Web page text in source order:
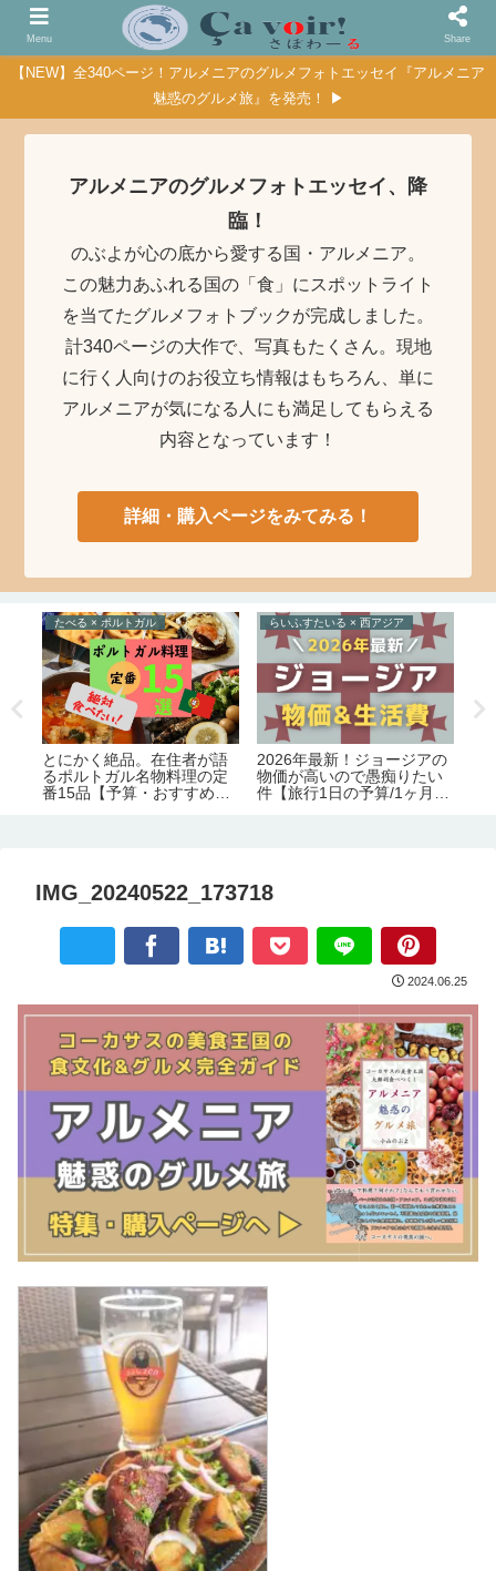
【NEW】全340ページ！アルメニアのグルメフォトエッセイ『アルメニア
魅惑のグルメ旅』を発売！ ▶
アルメニアのグルメフォトエッセイ、降
臨！
のぶよが心の底から愛する国・アルメニア。
この魅力あふれる国の「食」にスポットライト
を当てたグルメフォトブックが完成しました。
計340ページの大作で、写真もたくさん。現地
に行く人向けのお役立ち情報はもちろん、単に
アルメニアが気になる人にも満足してもらえる
内容となっています！
詳細・購入ページをみてみる！
たべる × ポルトガル
とにかく絶品。在住者が語
るポルトガル名物料理の定
番15品【予算・おすすめレ
らいふすたいる × 西アジア
2026年最新！ジョージアの
物価が高いので愚痴りたい
件【旅行1日の予算/1ヶ月の
IMG_20240522_173718
2024.06.25
Menu Share